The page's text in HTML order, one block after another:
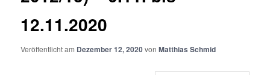
12.11.2020
Veröffentlicht am Dezember 12, 2020vonMatthias Schmid